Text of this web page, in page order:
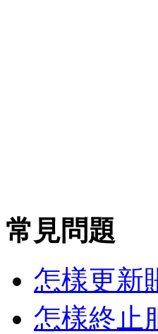
常見問題
怎樣更新
怎樣終止